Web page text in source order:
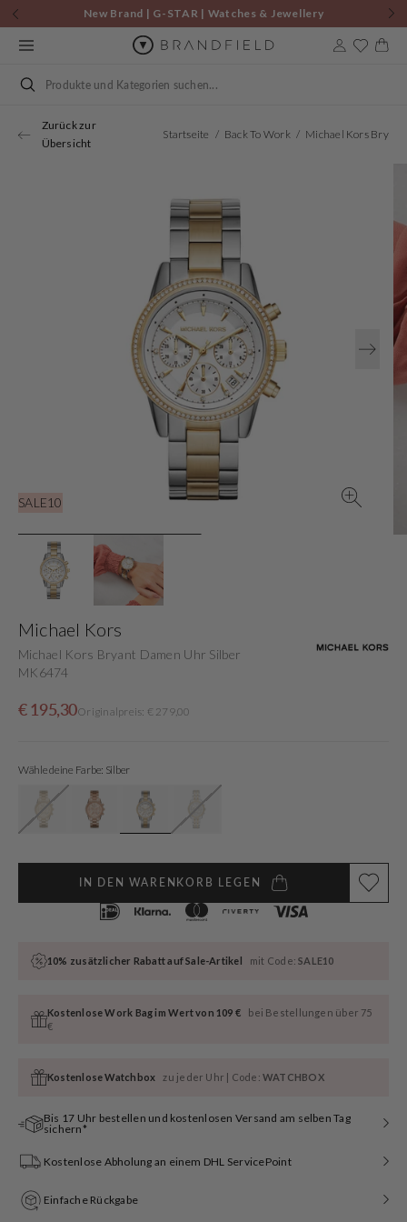
Zum
Inhalt
springen
New Brand | G-STAR | Watches & Jewellery
Suchen
Zurück zur
Übersicht
Startseite Back To Work Michael Kors Bryant Damen Uhr Silber MK6474
SALE10
Öffnen
Sie
Medien
1
in
der
Galerieansicht
Michael Kors
Michael Kors Bryant Damen Uhr Silber
MK6474
Verkaufspreis
€ 195,30
NormalerOriginalpreis: € 279,00
Wähle deine Farbe: Silber
IN DEN WARENKORB LEGEN
10% zusätzlicher Rabatt auf Sale-Artikel mit Code:SALE10
Kostenlose Work Bag im Wert von 109 €
bei Bestellungen über 75
€
Kostenlose Watchbox zu jeder Uhr | Code:WATCHBOX
Bis 17 Uhr bestellen und kostenlosen Versand am selben Tag
sichern*
Kostenlose Abholung an einem DHL ServicePoint
Einfache Rückgabe